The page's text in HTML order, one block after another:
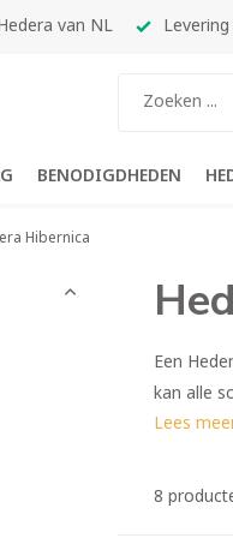
Gratis verzending
BENODIGDHEDEN
Hibernica
Een
kan alle
Lees
8